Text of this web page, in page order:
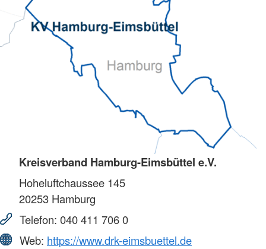
Kreisverband Hamburg-Eimsbüttel e.V.
Hoheluftchaussee 145
20253 Hamburg
Telefon: 040 411 706 0
Web: https://www.drk-eimsbuettel.de